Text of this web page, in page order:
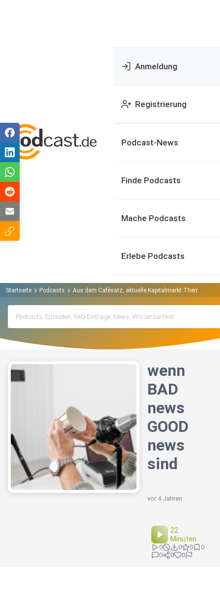
Anmeldung
Registrierung
Podcast-News
Finde Podcasts
Mache Podcasts
Erlebe Podcasts
Startseite Podcasts Aus dem Cafésatz, aktuelle Kapitalmarkt Themen
wenn
BAD
news
GOOD
news
sind
vor 4 Jahren
22
Minuten
0 0 0
0
0
0 0